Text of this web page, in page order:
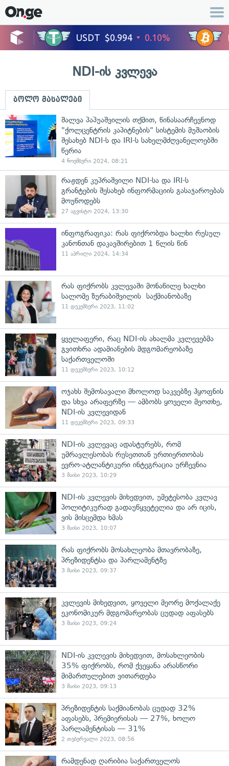
NDI-ის კვლევა
ბოლო მასალები
შალვა პაპუაშვილის თქმით, წინასაარჩევნოდ
"ქოლცენტრის კაპიტნების" სისტემის მუშაობის
შესახებ NDI-ს და IRI-ს სახელმძღვანელოებში
წერია
4 ნოემბერი 2024, 08:21
რაჟდენ კუპრაშვილი NDI-სა და IRI-ს
გრანტების შესახებ ინფორმაციის გასაჯაროებას
მოუწოდებს
27 აგვისტო 2024, 13:30
ინფოგრაფიკა: რას ფიქრობდა ხალხი რუსულ
კანონთან დაკავშირებით 1 წლის წინ
11 აპრილი 2024, 14:34
რას ფიქრობს კვლევაში მონაწილე ხალხი
სალომე ზურაბიშვილის საქმიანობაზე
11 დეკემბერი 2023, 11:02
ყველაფერი, რაც NDI-ის ახალმა კვლევებმა
გვითხრა ადამიანების მდგომარეობაზე
საქართველოში
11 დეკემბერი 2023, 10:12
ოჯახს შემოსავალი მხოლოდ საკვებზე ჰყოფნის
და სხვა არაფერზე — ამბობს ყოველი მეოთხე,
NDI-ის კვლევიდან
11 დეკემბერი 2023, 09:33
NDI-ის კვლევაც ადასტურებს, რომ
უმრავლესობას რუსეთთან ურთიერთობას
ევრო-ატლანტიკური ინტეგრაცია ურჩევნია
3 მაისი 2023, 10:29
NDI-ის კვლევის მიხედვით, უმეტესობა კვლავ
პოლიტიკურად გადაუწყვეტელია და არ იცის,
ვის მისცემდა ხმას
3 მაისი 2023, 10:07
რას ფიქრობს მოსახლეობა მთავრობაზე,
პრეზიდენტსა და პარლამენტზე
3 მაისი 2023, 09:37
კვლევის მიხედვით, ყოველი მეორე მოქალაქე
ეკონომიკურ მდგომარეობას ცუდად აფასებს
3 მაისი 2023, 09:24
NDI-ის კვლევის მიხედვით, მოსახლეობის
35% ფიქრობს, რომ ქვეყანა არასწორი
მიმართულებით ვითარდება
3 მაისი 2023, 09:13
პრეზიდენტის საქმიანობას ცუდად 32%
აფასებს, პრემიერისას — 27%, ხოლო
პარლამენტისას — 31%
2 თებერვალი 2023, 08:56
რამდენად ღარიბია საქართველოს